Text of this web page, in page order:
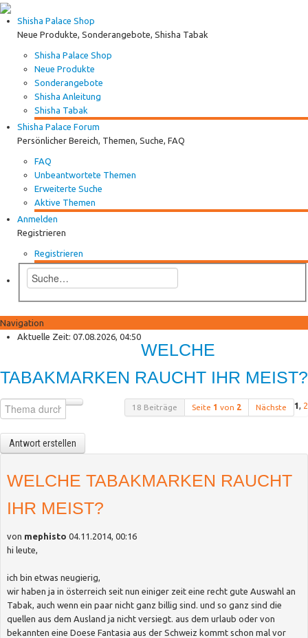
Shisha Palace Shop
Neue Produkte, Sonderangebote, Shisha Tabak
Shisha Palace Shop
Neue Produkte
Sonderangebote
Shisha Anleitung
Shisha Tabak
Shisha Palace Forum
Persönlicher Bereich, Themen, Suche, FAQ
FAQ
Unbeantwortete Themen
Erweiterte Suche
Aktive Themen
Anmelden
Registrieren
Registrieren
Navigation
Anmelden
Neue Produkte
Aktuelle Zeit: 07.08.2026, 04:50
WELCHE
TABAKMARKEN RAUCHT IHR MEIST?
18 Beiträge Seite 1 von 2 1 2
Nächste
Antwort erstellen
WELCHE TABAKMARKEN RAUCHT
IHR MEIST?
von mephisto 04.11.2014, 00:16
hi leute,
ich bin etwas neugierig,
wir haben ja in österreich seit nun einiger zeit eine recht gute Auswahl an
Tabak, auch wenn ein paar nicht ganz billig sind. und so ganz sind die
quellen aus dem Ausland ja nicht versiegt. aus dem urlaub oder von
bekannten eine Doese Fantasia aus der Schweiz kommt schon mal vor